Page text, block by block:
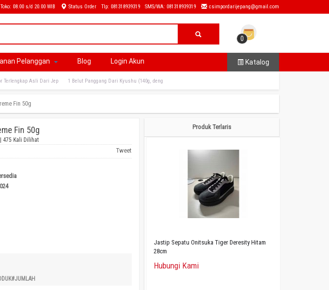
08.00 s/d 20.00 WIB Status Order Tlp: 081318939319 SMS/WA: 081318939319 csimpordarijepang@gmail.com
0
Pelanggan Blog Login Akun Katalog
Terlengkap Asli Dari Jep 1 Belut Panggang Dari Kyushu (140g, deng
Fin 50g
Fin 50g
| 475 Kali Dilihat
Tweet
Produk Terlaris
Jastip Sepatu Onitsuka Tiger Deresity Hitam
28cm
Hubungi Kami